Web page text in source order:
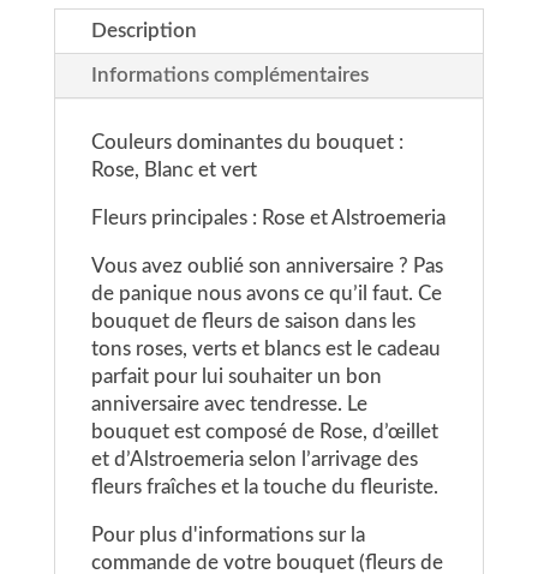
Description
Informations complémentaires
Couleurs dominantes du bouquet :
Rose, Blanc et vert
Fleurs principales : Rose et Alstroemeria
Vous avez oublié son anniversaire ? Pas
de panique nous avons ce qu’il faut. Ce
bouquet de fleurs de saison dans les
tons roses, verts et blancs est le cadeau
parfait pour lui souhaiter un bon
anniversaire avec tendresse. Le
bouquet est composé de Rose, d’œillet
et d’Alstroemeria selon l’arrivage des
fleurs fraîches et la touche du fleuriste.
Pour plus d'informations sur la
commande de votre bouquet (fleurs de